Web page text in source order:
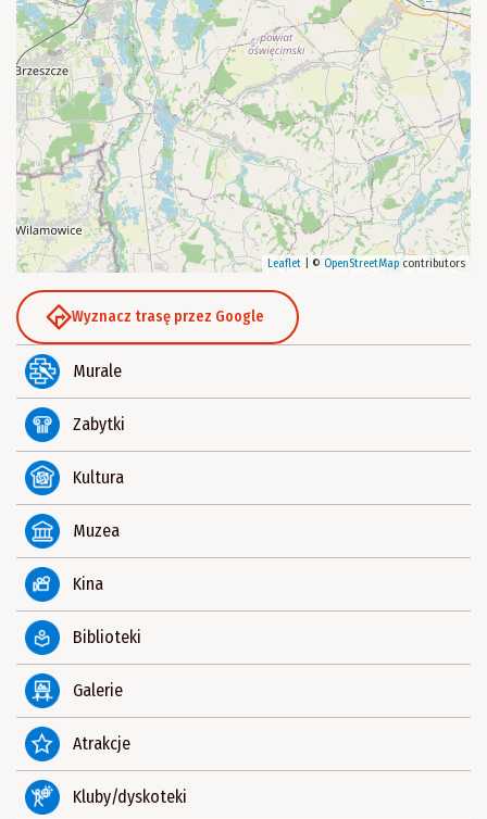
Leaflet © OpenStreetMap contributors
Wyznacz trasę przez Google
Murale
Zabytki
Kultura
Muzea
Kina
Biblioteki
Galerie
Atrakcje
Kluby/dyskoteki